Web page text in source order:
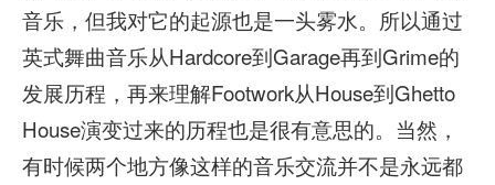
音乐，但我对它的起源也是一头雾水。所以通过
英式舞曲音乐从Hardcore到Garage再到Grime的
发展历程，再来理解Footwork从House到Ghetto
House演变过来的历程也是很有意思的。当然，
有时候两个地方像这样的音乐交流并不是永远都